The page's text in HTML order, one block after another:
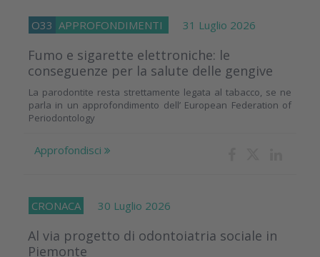
O33 APPROFONDIMENTI 31 Luglio 2026
Fumo e sigarette elettroniche: le
conseguenze per la salute delle gengive
La parodontite resta strettamente legata al tabacco, se ne
parla in un approfondimento dell’ European Federation of
Periodontology
Approfondisci
CRONACA 30 Luglio 2026
Al via progetto di odontoiatria sociale in
Piemonte